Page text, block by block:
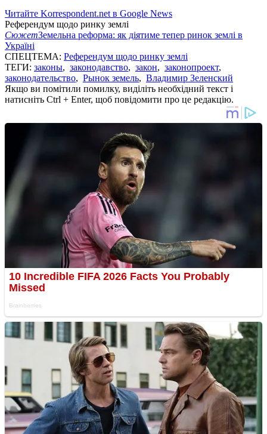
Читайте Korrespondent.net в Google News
Референдум щодо ринку землі
СюжетЗемельна реформа: як діятиме тепер ринок землі в
Україні
СПЕЦТЕМА: Референдум щодо ринку землі
ТЕГИ: законы, законодавство, закон, законопроект,
законодательство, Рынок земель, Владимир Зеленский
Якщо ви помітили помилку, виділіть необхідний текст і
натисніть Ctrl + Enter, щоб повідомити про це редакцію.